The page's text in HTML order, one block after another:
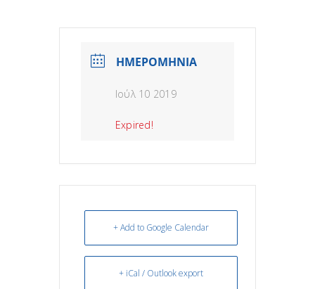
ΗΜΕΡΟΜΗΝΙΑ
Ιούλ 10 2019
Expired!
+ Add to Google Calendar
+ iCal / Outlook export